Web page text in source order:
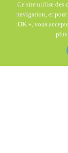
Ce site utilise des
navigation, et pour
OK », vous
plus